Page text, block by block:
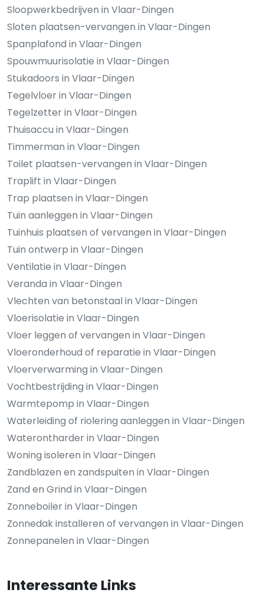
Sloopwerkbedrijven in Vlaar-Dingen
Sloten plaatsen-vervangen in Vlaar-Dingen
Spanplafond in Vlaar-Dingen
Spouwmuurisolatie in Vlaar-Dingen
Stukadoors in Vlaar-Dingen
Tegelvloer in Vlaar-Dingen
Tegelzetter in Vlaar-Dingen
Thuisaccu in Vlaar-Dingen
Timmerman in Vlaar-Dingen
Toilet plaatsen-vervangen in Vlaar-Dingen
Traplift in Vlaar-Dingen
Trap plaatsen in Vlaar-Dingen
Tuin aanleggen in Vlaar-Dingen
Tuinhuis plaatsen of vervangen in Vlaar-Dingen
Tuin ontwerp in Vlaar-Dingen
Ventilatie in Vlaar-Dingen
Veranda in Vlaar-Dingen
Vlechten van betonstaal in Vlaar-Dingen
Vloerisolatie in Vlaar-Dingen
Vloer leggen of vervangen in Vlaar-Dingen
Vloeronderhoud of reparatie in Vlaar-Dingen
Vloerverwarming in Vlaar-Dingen
Vochtbestrijding in Vlaar-Dingen
Warmtepomp in Vlaar-Dingen
Waterleiding of riolering aanleggen in Vlaar-Dingen
Waterontharder in Vlaar-Dingen
Woning isoleren in Vlaar-Dingen
Zandblazen en zandspuiten in Vlaar-Dingen
Zand en Grind in Vlaar-Dingen
Zonneboiler in Vlaar-Dingen
Zonnedak installeren of vervangen in Vlaar-Dingen
Zonnepanelen in Vlaar-Dingen
Interessante Links